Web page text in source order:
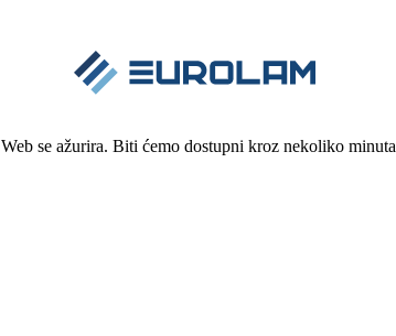
Web se ažurira. Biti ćemo dostupni kroz nekoliko minuta